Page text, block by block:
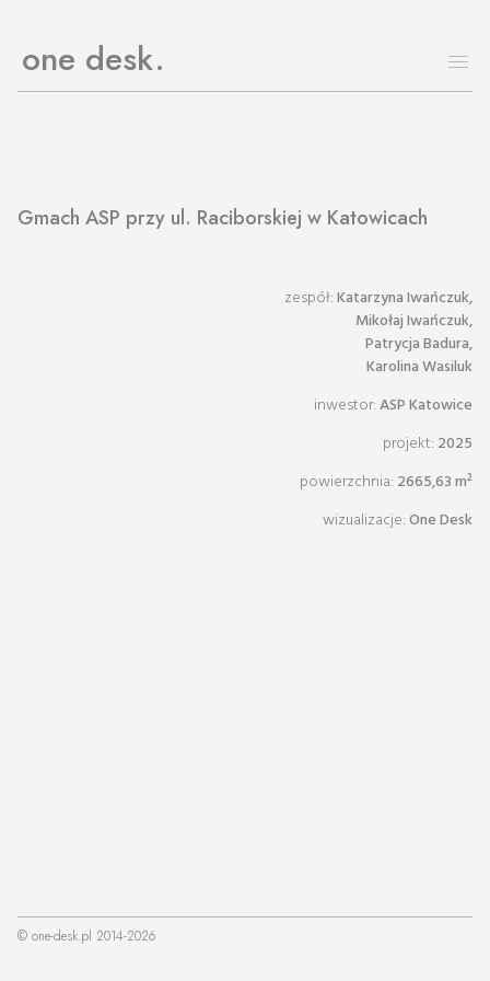
one desk
Gmach ASP przy ul. Raciborskiej w Katowicach
zespół:Katarzyna Iwańczuk,
Mikołaj Iwańczuk,
Patrycja Badura,
Karolina Wasiluk
inwestor:ASP Katowice
projekt: 2025
powierzchnia: 2665,63 m²
wizualizacje:One Desk
© one-desk.pl 2014-2026